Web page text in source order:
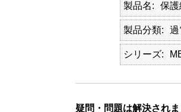
製品名 保
製品分類 過
シリーズ
疑問・問題は解決され